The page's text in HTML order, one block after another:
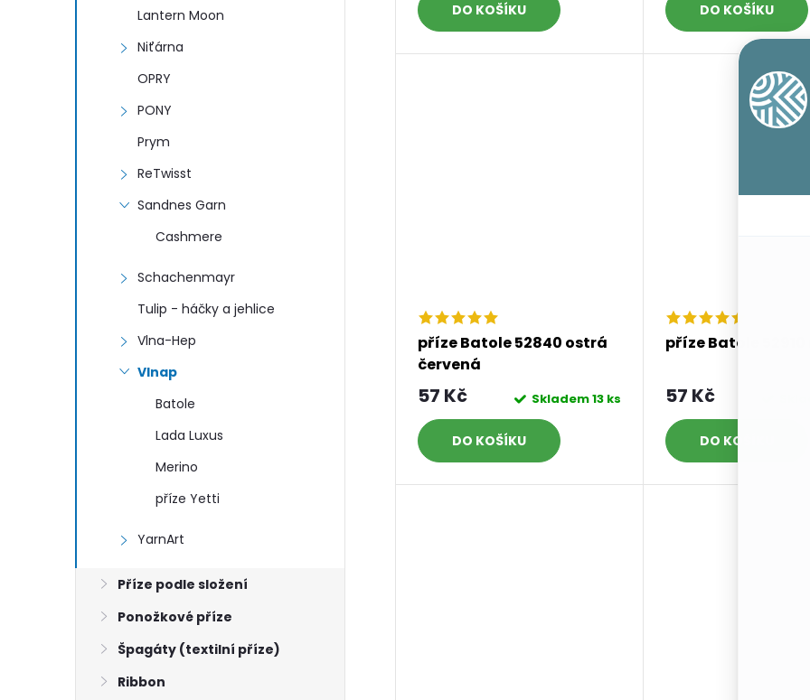
Lantern Moon
Niťárna
OPRY
PONY
Prym
ReTwisst
Sandnes Garn
Cashmere
Schachenmayr
Tulip - háčky a jehlice
Vlna-Hep
Vlnap
Batole
Lada Luxus
Merino
příze Yetti
YarnArt
Příze podle složení
Ponožkové příze
Špagáty (textilní příze)
Ribbon
u
DO KOŠÍKU DO KOŠÍKU
příze Batole 52840 ostrá
červená
57 Kč Skladem13 ks
DO KOŠÍKU
příze Batole 52910
57 Kč
DO KOŠÍKU